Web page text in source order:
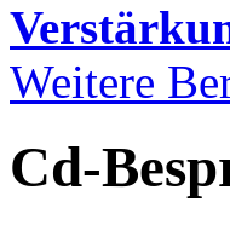
Weitere
Cd-